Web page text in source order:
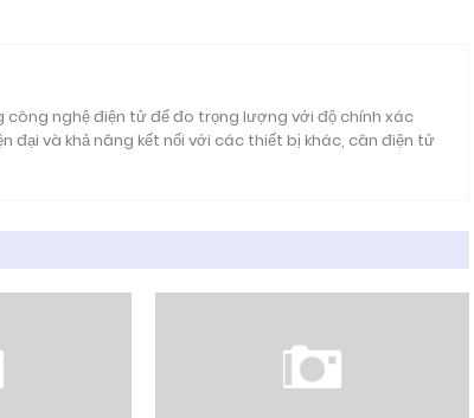
nghệ điện tử để đo trọng lượng với độ chính xác
đại và khả năng kết nối với các thiết bị khác, cân điện tử